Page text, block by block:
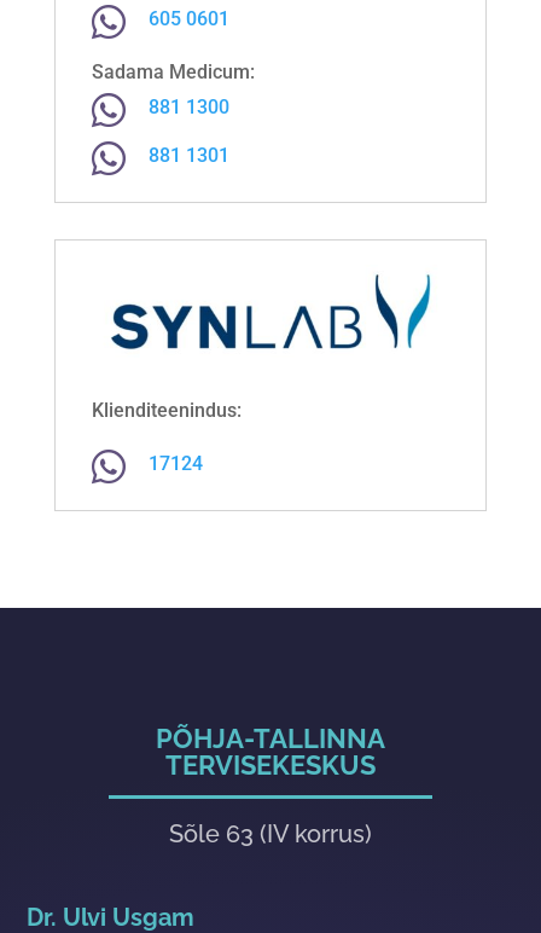
 605 0601
Sadama Medicum:
 881 1300
 881 1301
Klienditeenindus:
 17124
PÕHJA-TALLINNA
TERVISEKESKUS
Sõle 63 (IV korrus)
Dr. Ulvi Usgam